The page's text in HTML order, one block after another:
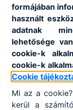
formájában
használt
adatnak
lehetősége
cookie-k
cookie-k
Cookie
Mi az a
kerül a